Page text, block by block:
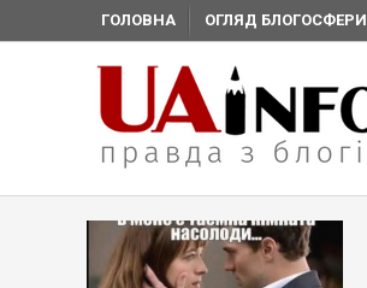
ГОЛОВНА ОГЛЯД БЛОГОСФЕРИ